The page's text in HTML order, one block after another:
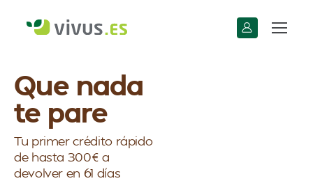
Tu primer crédito rápido
de hasta 300€ a
devolver en 61 días
Que nada
te pare